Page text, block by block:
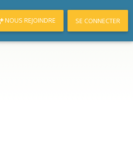
NOUS REJOINDRE SE CONNECTER